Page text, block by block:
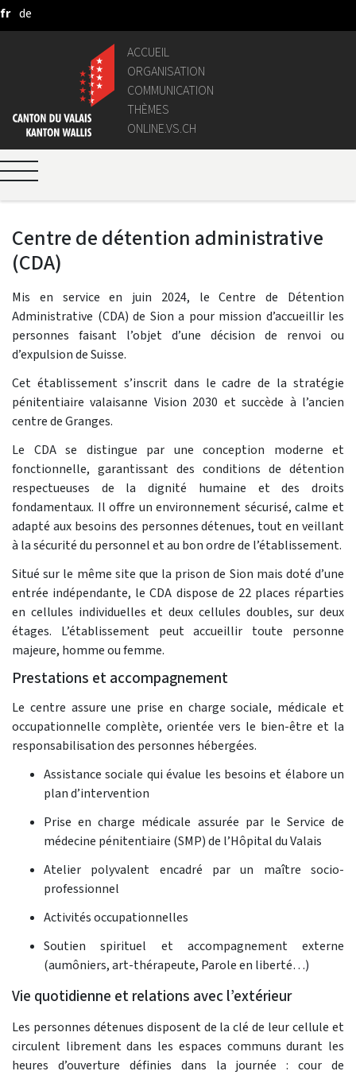
Saut au contenu principal
fr de
ACCUEIL
ORGANISATION
COMMUNICATION
THÈMES
ONLINE.VS.CH
Centre de détention administrative
(CDA)
Mis en service en juin 2024, le Centre de Détention
Administrative (CDA) de Sion a pour mission d’accueillir les
personnes faisant l’objet d’une décision de renvoi ou
d’expulsion de Suisse.
Cet établissement s’inscrit dans le cadre de la stratégie
pénitentiaire valaisanne Vision 2030 et succède à l’ancien
centre de Granges.
Le CDA se distingue par une conception moderne et
fonctionnelle, garantissant des conditions de détention
respectueuses de la dignité humaine et des droits
fondamentaux. Il offre un environnement sécurisé, calme et
adapté aux besoins des personnes détenues, tout en veillant
à la sécurité du personnel et au bon ordre de l’établissement.
Situé sur le même site que la prison de Sion mais doté d’une
entrée indépendante, le CDA dispose de 22 places réparties
en cellules individuelles et deux cellules doubles, sur deux
étages. L’établissement peut accueillir toute personne
majeure, homme ou femme.
Prestations et accompagnement
Le centre assure une prise en charge sociale, médicale et
occupationnelle complète, orientée vers le bien-être et la
responsabilisation des personnes hébergées.
Assistance sociale qui évalue les besoins et élabore un
plan d’intervention
Prise en charge médicale assurée par le Service de
médecine pénitentiaire (SMP) de l’Hôpital du Valais
Atelier polyvalent encadré par un maître socio-
professionnel
Activités occupationnelles
Soutien spirituel et accompagnement externe
(aumôniers, art-thérapeute, Parole en liberté…)
Vie quotidienne et relations avec l’extérieur
Les personnes détenues disposent de la clé de leur cellule et
circulent librement dans les espaces communs durant les
heures d’ouverture définies dans la journée : cour de